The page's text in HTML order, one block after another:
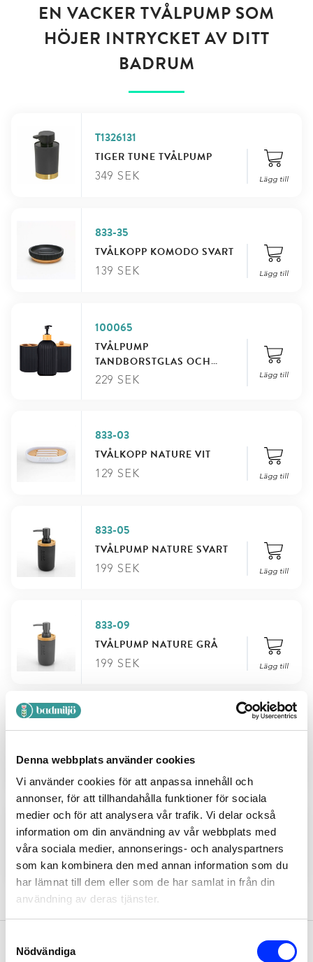
Denna webbplats använder cookies
Vi använder cookies för att anpassa innehåll och
annonser, för att tillhandahålla funktioner för sociala
medier och för att analysera vår trafik. Vi delar också
information om din användning av vår webbplats med
våra sociala medier, annonserings- och analyspartners
som kan kombinera den med annan information som du
har lämnat till dem eller som de har samlat in från din
användning av deras tjänster.
Selection
Nödvändiga
EN VACKER TVÅLPUMP SOM
HÖJER INTRYCKET AV DITT
BADRUM
T1326131
TIGER TUNE TVÅLPUMP
349 SEK Lägg till
833-35
TVÅLKOPP KOMODO SVART
139 SEK Lägg till
100065
TVÅLPUMP
TANDBORSTGLAS OCH
BURK
229 SEK Lägg till
833-03
TVÅLKOPP NATURE VIT
129 SEK Lägg till
833-05
TVÅLPUMP NATURE SVART
199 SEK Lägg till
833-09
TVÅLPUMP NATURE GRÅ
199 SEK Lägg till
TVÅLPUMP
833-41
TVÅLPUMP KOMODO SAND
199SEK Lägg till